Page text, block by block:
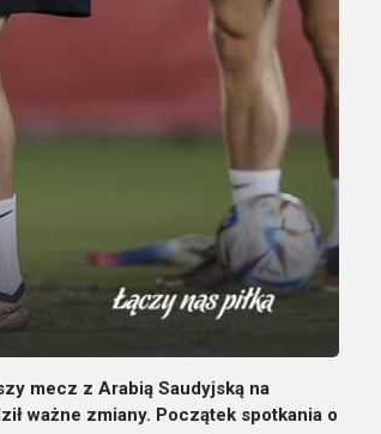
mecz z Arabią Saudyjską na
ważne zmiany. Początek spotkania o